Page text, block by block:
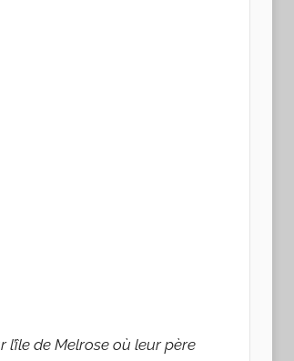
de Melrose où leur père